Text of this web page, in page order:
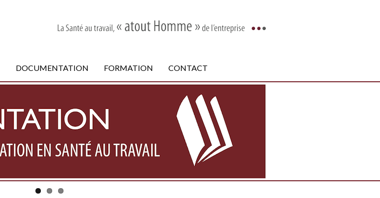
DOCUMENTATION FORMATION CONTACT